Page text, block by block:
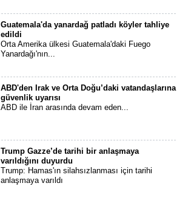
Guatemala'da yanardağ patladı köyler tahliye
edildi
Orta Amerika ülkesi Guatemala'daki Fuego
Yanardağı'nın...
ABD'den Irak ve Orta Doğu’daki vatandaşlarına
güvenlik uyarısı
ABD ile İran arasında devam eden...
Trump Gazze’de tarihi bir anlaşmaya
varıldığını duyurdu
Trump: Hamas'ın silahsızlanması için tarihi
anlaşmaya varıldı